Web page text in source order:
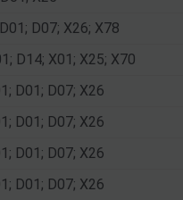
D07; X26; X78
D14; X01; X25; X70
D01; D07; X26
D01; D07; X26
D01; D07; X26
D01; D07; X26